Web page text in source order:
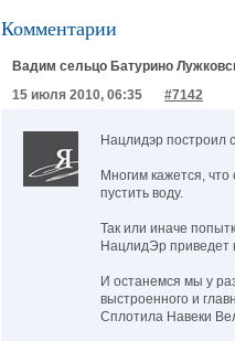
Комментарии
Вадим сельцо Батурино
15 июля 2010, 06:35
#7142
Нацлидэр построил
Многим кажется,
пустить воду.
Так или иначе
НацлидЭр приведет
И останемся мы у
выстроенного и
Сплотила Навеки